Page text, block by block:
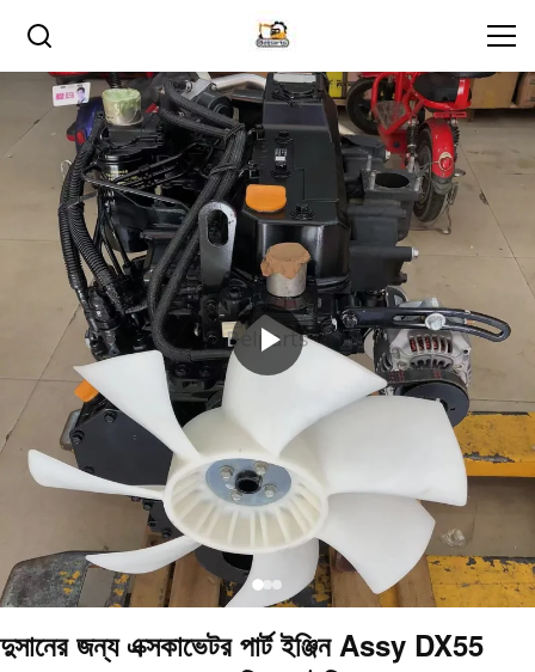
দুসানের জন্য এক্সকাভেটর পার্ট ইঞ্জিন Assy DX55